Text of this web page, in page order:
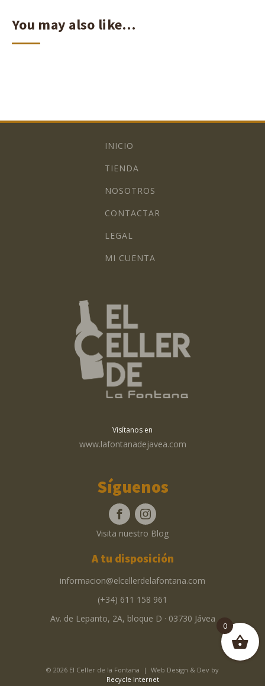
You may also like…
INICIO
TIENDA
NOSOTROS
CONTACTAR
LEGAL
MI CUENTA
Visítanos en
www.lafontanadejavea.com
Síguenos
Visita nuestro Blog
A tu disposición
informacion@elcellerdelafontana.com
(+34) 611 158 961
Av. de Lepanto, 2A, bloque D · 03730 Jávea
© 2026 El Celler de la Fontana | Web Design & Dev by
Recycle Internet
0